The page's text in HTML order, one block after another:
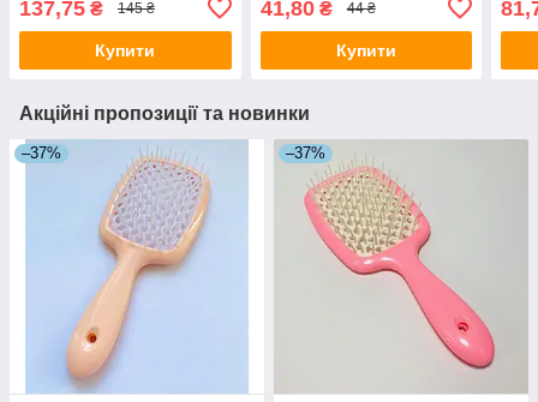
137,75 ₴ 145 ₴
Купити
41,80₴ 44 ₴
Купити
Акційні пропозиції та новинки
–37% –37%